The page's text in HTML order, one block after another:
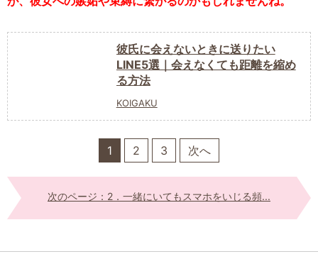
彼氏に会えないときに送りたい
LINE5選｜会えなくても距離を縮め
る方法
KOIGAKU
1 2 3 次へ
次のページ：2．一緒にいてもスマホをいじる頻...